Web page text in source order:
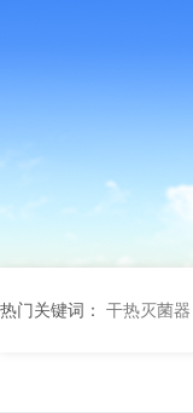
热门关键词： 干热灭菌器